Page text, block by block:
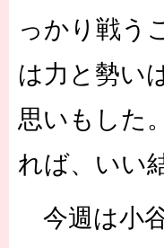
っかり戦う
は力と勢い
思いもした
れば、いい
今週は小